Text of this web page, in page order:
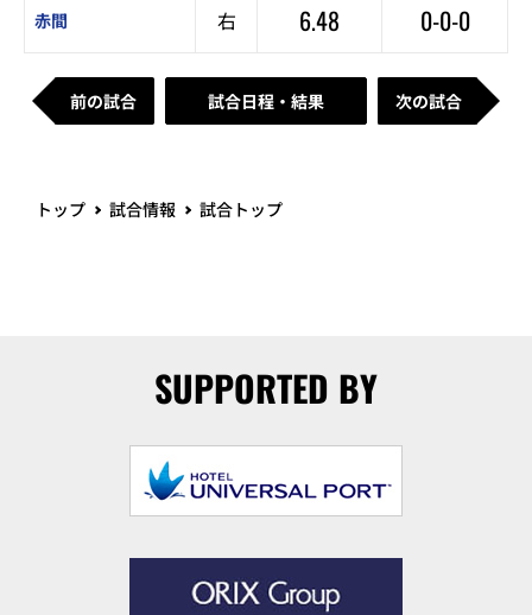
赤間 右 6.48 0-0-0
前の試合 試合日程・結果 次の試合
トップ 試合情報 試合トップ
SUPPORTED BY